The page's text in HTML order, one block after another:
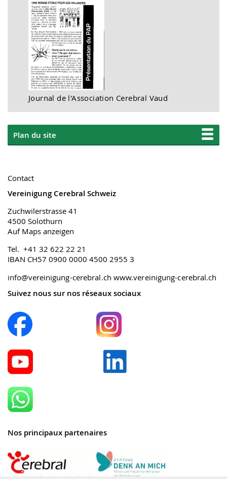
Journal de l'Association Cerebral Vaud
Plan du site
Contact
Vereinigung Cerebral Schweiz
Zuchwilerstrasse 41
4500 Solothurn
Auf Maps anzeigen
Tel. +41 32 622 22 21
IBAN CH57 0900 0000 4500 2955 3
info@vereinigung-cerebral.ch www.vereinigung-cerebral.ch
Suivez nous sur nos réseaux sociaux
Nos principaux partenaires